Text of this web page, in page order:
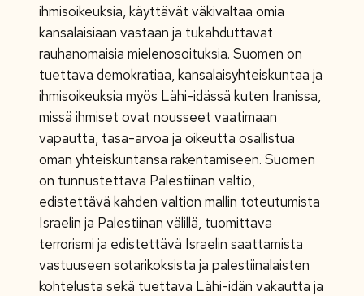
ihmisoikeuksia, käyttävät väkivaltaa omia
kansalaisiaan vastaan ja tukahduttavat
rauhanomaisia mielenosoituksia. Suomen on
tuettava demokratiaa, kansalaisyhteiskuntaa ja
ihmisoikeuksia myös Lähi-idässä kuten Iranissa,
missä ihmiset ovat nousseet vaatimaan
vapautta, tasa-arvoa ja oikeutta osallistua
oman yhteiskuntansa rakentamiseen. Suomen
on tunnustettava Palestiinan valtio,
edistettävä kahden valtion mallin toteutumista
Israelin ja Palestiinan välillä, tuomittava
terrorismi ja edistettävä Israelin saattamista
vastuuseen sotarikoksista ja palestiinalaisten
kohtelusta sekä tuettava Lähi-idän vakautta ja